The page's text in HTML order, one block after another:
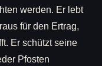
werden. Er lebt
für den Ertrag,
Er schützt seine
Pfosten